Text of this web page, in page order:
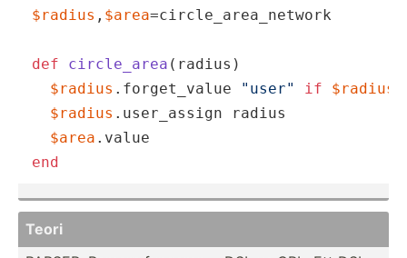
$radius , $area=circle_area_network
def circle_area (radius)
$radius .forget_value "user" if $radius
$radius .user_assign radius
$area
end
Teori